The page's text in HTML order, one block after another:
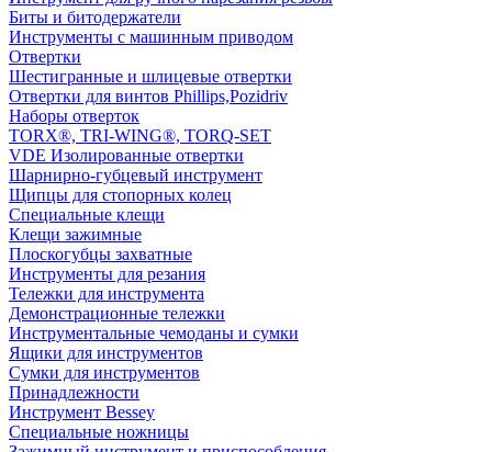
Биты и битодержатели
Инструменты с машинным приводом
Отвертки
Шестигранные и шлицевые отвертки
Отвертки для винтов Phillips,Pozidriv
Наборы отверток
TORX®, TRI-WING®, TORQ-SET
VDE Изолированные отвертки
Шарнирно-губцевый инструмент
Щипцы для стопорных колец
Специальные клещи
Клещи зажимные
Плоскогубцы захватные
Инструменты для резания
Тележки для инструмента
Демонстрационные тележки
Инструментальные чемоданы и сумки
Ящики для инструментов
Сумки для инструментов
Принадлежности
Инструмент Bessey
Специальные ножницы